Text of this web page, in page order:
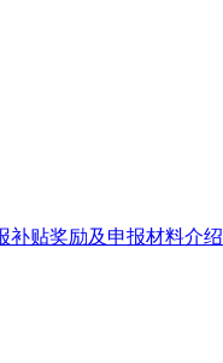
补贴奖励及申报材料介绍